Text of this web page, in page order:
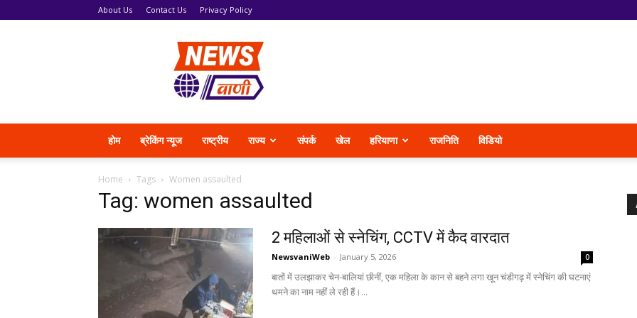
About Us Contact Us Privacy Policy
News
Vani
होम ब्रेकिंग न्यूज राष्ट्रीय राज्य संपर्क खेल हरियाणा राजनिति विडियो
Home Tags Women assaulted
Tag: women assaulted
2 महिलाओं से स्नेचिंग, CCTV में कैद वारदात
NewsvaniWeb - January 5, 2026 0
बातों में उलझाकर चेन-बालियां छीनीं, एक महिला के कान से बहने लगा खून चंडीगढ़ में स्नेचिंग की घटनाएं
थमने का नाम नहीं ले रही हैं।...